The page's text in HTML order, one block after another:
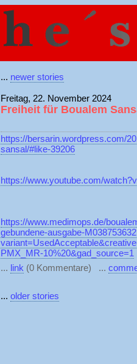
... newer stories
Freitag, 22. November 2024
Freiheit für Boualem
https://bersarin.wordpress.com/
sansal/#like-39206
https://www.youtube.com/
https://www.medimops.de/
gebundene-ausgabe-
PMX_MR-10%20&gad_source=1
... link (0 Kommentare) ...
... older stories